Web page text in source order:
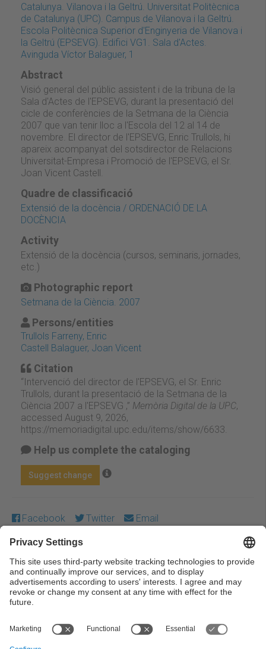
Catalunya. Vilanova i la Geltrú. Universitat Politècnica
de Catalunya (UPC). Campus de Vilanova i la Geltrú.
Escola Politècnica Superior d'Enginyeria de Vilanova i
la Geltrú (EPSEVG). Edifici VG1. Sala d'Actes.
Avinguda Víctor Balaguer, 1
Abstract
Visió general del públic assistent i de la tribuna de la
Sala d'Actes de l'EPSEVG, durant la presentació del
cicle de conferències de la Setmana de la Ciència
2007 que van tenir lloc a l'Escola del 12 al 14 de
novembre. El director de l'EPSEVG, Enric Trullols, hi
apareix acompanyat del sotsdirector de Relacions
Universitat-Empresa i Promoció de l'EPSEVG, el Sr.
Joan Vicent Castell.
Quadre de classificació
Extensió de la docència / ORDENACIÓ DE LA
DOCÈNCIA
Activity
Extensió de la docència (cursos, seminaris, jornades,
etc.)
Photographic report
Setmana de la Ciència. 2007
Persons/entities
Trullols Farreny, Enric
Castell Balaguer, Joan Vicent
Citation
“Intervenció del director de l'EPSEVG, el Sr. Enric
Trullols, durant la presentació de la Setmana de la
Ciència 2007 a l'EPSEVG ,” Memòria Digital de la UPC,
accessed August 9, 2026,
https://memoriadigital.upc.edu/items/show/6633
Help us complete the cataloging
Suggest change
Facebook Twitter Email
Except where otherwise noted, content on this work is
licensed under a Creative Commons license:Attribution-
NonCommercial-NoDerivs 3.0 Spain